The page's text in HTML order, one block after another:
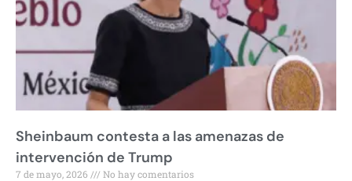
Sheinbaum contesta a las amenazas de
intervención de Trump
7 de mayo, 2026 No hay comentarios